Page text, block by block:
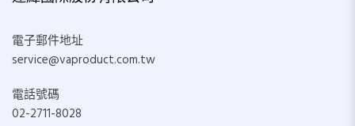
電子郵件地址
service@vaproduct.com.tw
電話號碼
02-2711-8028